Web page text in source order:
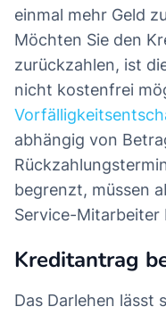
einmal mehr Geld
Möchten Sie den
zurückzahlen, ist
nicht kostenfrei
abhängig von
begrenzt, müssen
Service-Mitarbeiter
Kreditantrag
Das Darlehen lässt